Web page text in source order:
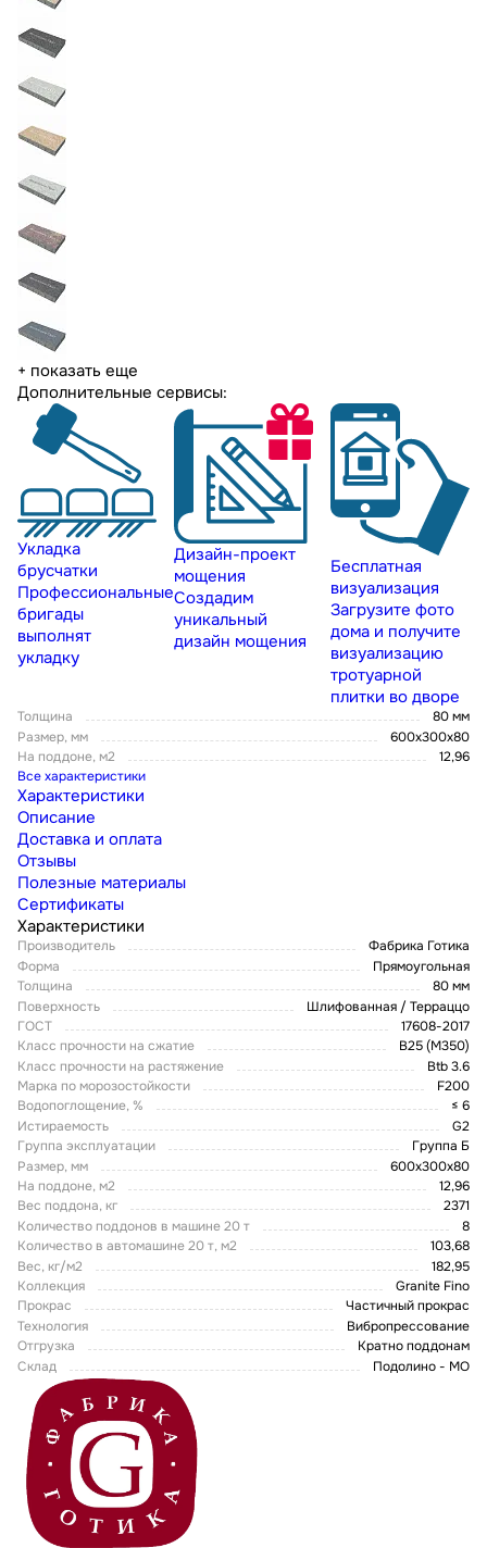
+ показать еще
Дополнительные сервисы:
Укладка
брусчатки
Профессиональные
бригады
выполнят
укладку
Дизайн-проект
мощения
Создадим
уникальный
дизайн мощения
Бесплатная
визуализация
Загрузите фото
дома и получите
визуализацию
тротуарной
плитки во дворе
Толщина
80 мм
Размер, мм
600х300х80
На поддоне, м2
12,96
Все характеристики
Характеристики
Описание
Доставка и оплата
Отзывы
Полезные материалы
Сертификаты
Характеристики
Производитель
Фабрика Готика
Форма
Прямоугольная
Толщина
80 мм
Поверхность
Шлифованная / Терраццо
ГОСТ
17608-2017
Класс прочности на сжатие
В25 (М350)
Класс прочности на растяжение
Btb 3.6
Марка по морозостойкости
F200
Водопоглощение, %
≤ 6
Истираемость
G2
Группа эксплуатации
Группа Б
Размер, мм
600х300х80
На поддоне, м2
12,96
Вес поддона, кг
2371
Количество поддонов в машине 20 т
8
Количество в автомашине 20 т, м2
103,68
Вес, кг/м2
182,95
Коллекция
Granite Fino
Прокрас
Частичный прокрас
Технология
Вибропрессование
Отгрузка
Кратно поддонам
Склад
Подолино - МО